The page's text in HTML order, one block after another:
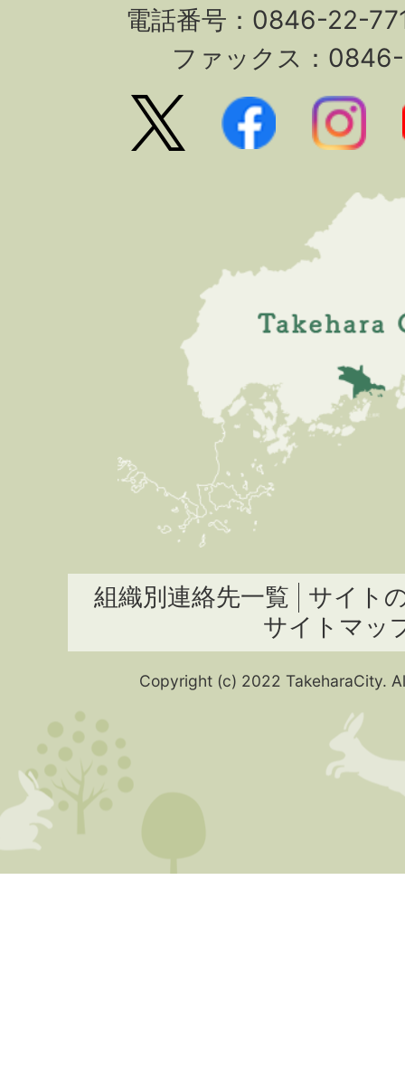
電話番号：0846-22-
ファックス：
組織別連絡先一覧
サイト
サイトマッ
Copyright (c) 2022 TakeharaCity.